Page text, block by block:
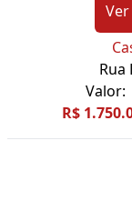
Rua
Valor:
R$